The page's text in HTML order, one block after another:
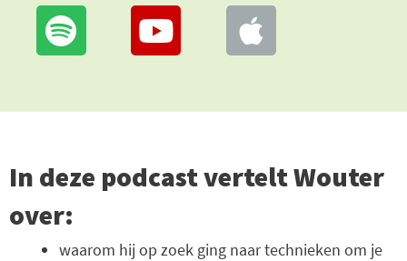
In deze podcast vertelt Wouter
over:
waarom hij op zoek ging naar technieken om je